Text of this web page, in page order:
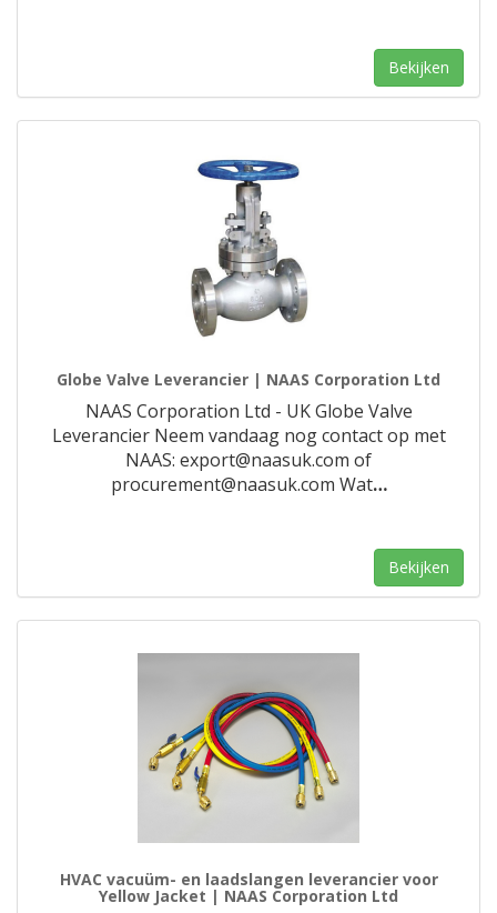
Bekijken
Globe Valve Leverancier | NAAS Corporation Ltd
NAAS Corporation Ltd - UK Globe Valve
Leverancier Neem vandaag nog contact op met
NAAS: export@naasuk.com of
procurement@naasuk.com Wat…
Bekijken
HVAC vacuüm- en laadslangen leverancier voor
Yellow Jacket | NAAS Corporation Ltd